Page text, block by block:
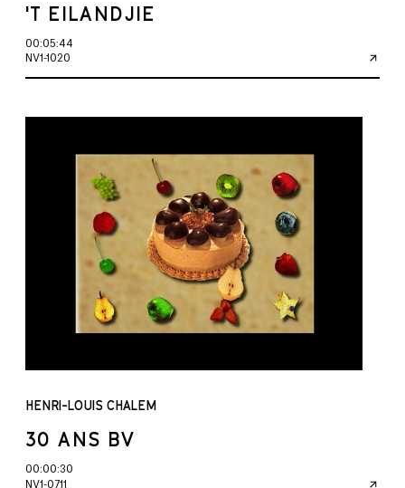
'T EILANDJIE
00:05:44
NV1-1020
HENRI-LOUIS CHALEM
30 ANS BV
00:00:30
NV1-0711